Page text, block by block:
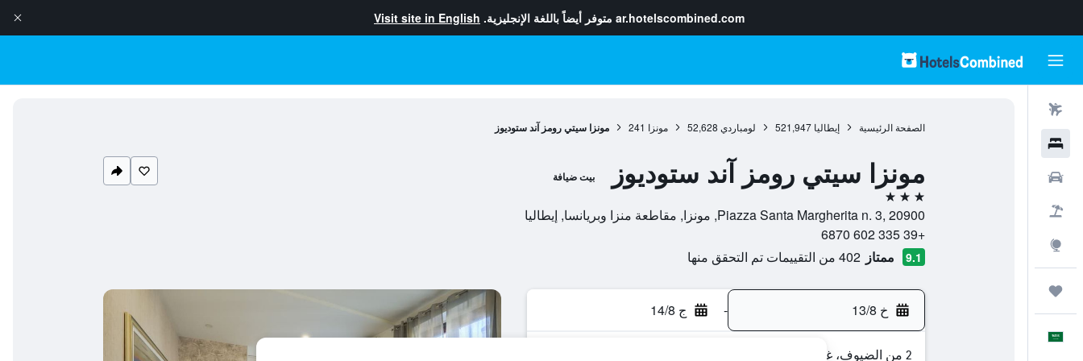
ar.hotelscombined.com متوفر أيضاً باللغة الإنجليزية. Visit site in English
الصفحة الرئيسية إيطاليا 521,947 لومباردي 52,628 مونزا 241 مونزا سيتي رومز آند ستوديوز
مونزا سيتي رومز آند ستوديوز بيت ضيافة
3 نجوم
Piazza Santa Margherita n. 3, 20900, مونزا, مقاطعة منزا وبريانسا, إيطاليا
+39 335 602 6870
9.1 ممتاز 402 من التقييمات تم التحقق منها
خ 13/8 - ج 14/8
2 من الضيوف، غرفة واحدة